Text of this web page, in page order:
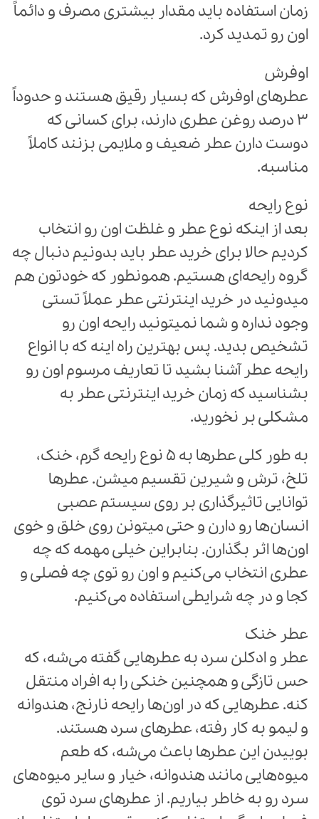
زمان استفاده باید مقدار بیشتری مصرف و دائماً
اون رو تمدید کرد.
اوفرش
عطرهای اوفرش که بسیار رقیق هستند و حدوداً
3 درصد روغن عطری دارند، برای کسانی که
دوست دارن عطر ضعیف و ملایمی بزنند کاملاً
مناسبه.
نوع رایحه
بعد از اینکه نوع عطر و غلظت اون رو انتخاب
کردیم حالا برای خرید عطر باید بدونیم دنبال چه
گروه رایحه‌ای هستیم. همونطور که خودتون هم
میدونید در خرید اینترنتی عطر عملاً تستی
وجود نداره و شما نمیتونید رایحه اون رو
تشخیص بدید. پس بهترین راه اینه که با انواع
رایحه عطر آشنا بشید تا تعاریف مرسوم اون رو
بشناسید که زمان خرید اینترنتی عطر به
مشکلی بر نخورید.
به طور کلی عطرها به 5 نوع رایحه گرم، خنک،
تلخ، ترش و شیرین تقسیم میشن. عطرها
توانایی تاثیرگذاری بر روی سیستم عصبی
انسان‌ها رو دارن و حتی میتونن روی خلق و خوی
اون‌ها اثر بگذارن. بنابراین خیلی مهمه که چه
عطری انتخاب می‌کنیم و اون رو توی چه فصلی و
کجا و در چه شرایطی استفاده می‌کنیم.
عطر خنک
عطر و ادکلن سرد به عطرهایی گفته می‌شه، که
حس تازگی و همچنین خنکی را به افراد منتقل
کنه. عطرهایی که در اون‌ها رایحه نارنج، هندوانه
و لیمو به کار رفته، عطرهای سرد هستند.
بوییدن این عطرها باعث می‌شه، که طعم
میوه‌هایی مانند هندوانه، خیار و سایر میوه‌های
سرد رو به خاطر بیاریم. از عطرهای سرد توی